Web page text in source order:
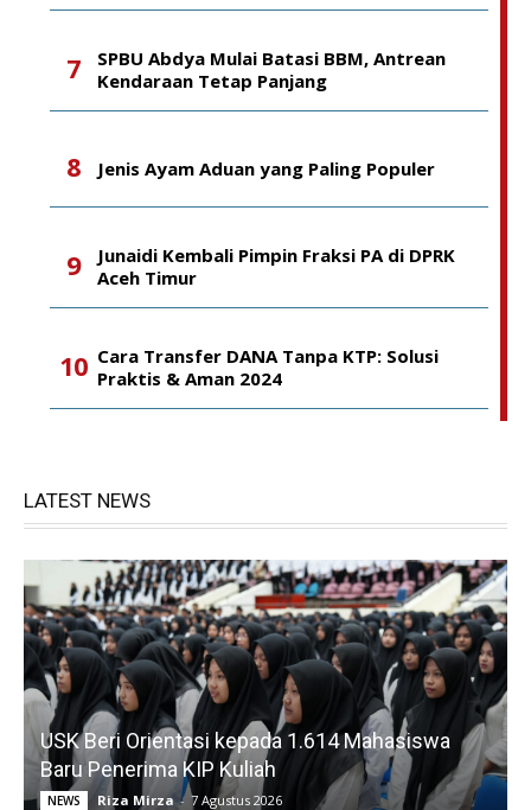
SPBU Abdya Mulai Batasi BBM, Antrean
Kendaraan Tetap Panjang
Jenis Ayam Aduan yang Paling Populer
Junaidi Kembali Pimpin Fraksi PA di DPRK
Aceh Timur
Cara Transfer DANA Tanpa KTP: Solusi
Praktis & Aman 2024
LATEST NEWS
USK Beri Orientasi kepada 1.614 Mahasiswa
Baru Penerima KIP Kuliah
NEWS Riza Mirza - 7 Agustus 2026